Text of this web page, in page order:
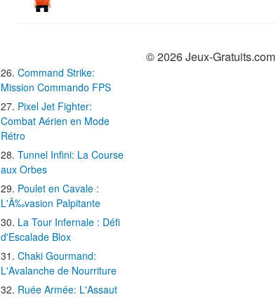
Command Strike:
Mission Commando FPS
Pixel Jet Fighter:
Combat Aérien en Mode
Rétro
Tunnel Infini: La Course
aux Orbes
Poulet en Cavale :
L'Ã‰vasion Palpitante
La Tour Infernale : Défi
d'Escalade Blox
Chaki Gourmand:
L'Avalanche de Nourriture
Ruée Armée: L'Assaut
© 2026 Jeux-Gratuits.com